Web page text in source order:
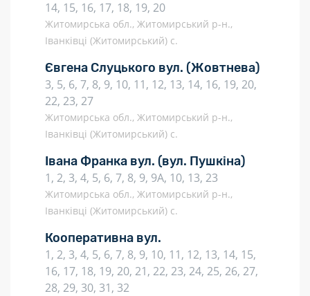
14, 15, 16, 17, 18, 19, 20
Житомирська обл., Житомирський р-н.,
Іванківці (Житомирський) с.
Євгена Слуцького вул. (Жовтнева)
3, 5, 6, 7, 8, 9, 10, 11, 12, 13, 14, 16, 19, 20,
22, 23, 27
Житомирська обл., Житомирський р-н.,
Іванківці (Житомирський) с.
Івана Франка вул. (вул. Пушкіна)
1, 2, 3, 4, 5, 6, 7, 8, 9, 9А, 10, 13, 23
Житомирська обл., Житомирський р-н.,
Іванківці (Житомирський) с.
Кооперативна вул.
1, 2, 3, 4, 5, 6, 7, 8, 9, 10, 11, 12, 13, 14, 15,
16, 17, 18, 19, 20, 21, 22, 23, 24, 25, 26, 27,
28, 29, 30, 31, 32